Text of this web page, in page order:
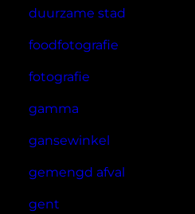
duurzame stad
foodfotografie
fotografie
gamma
gansewinkel
gemengd afval
gent